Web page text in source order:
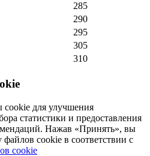
285
290
295
305
310
cookie для улучшения
статистики и предоставления
Нажав «Принять», вы
файлов cookie в соответствии с
cookie